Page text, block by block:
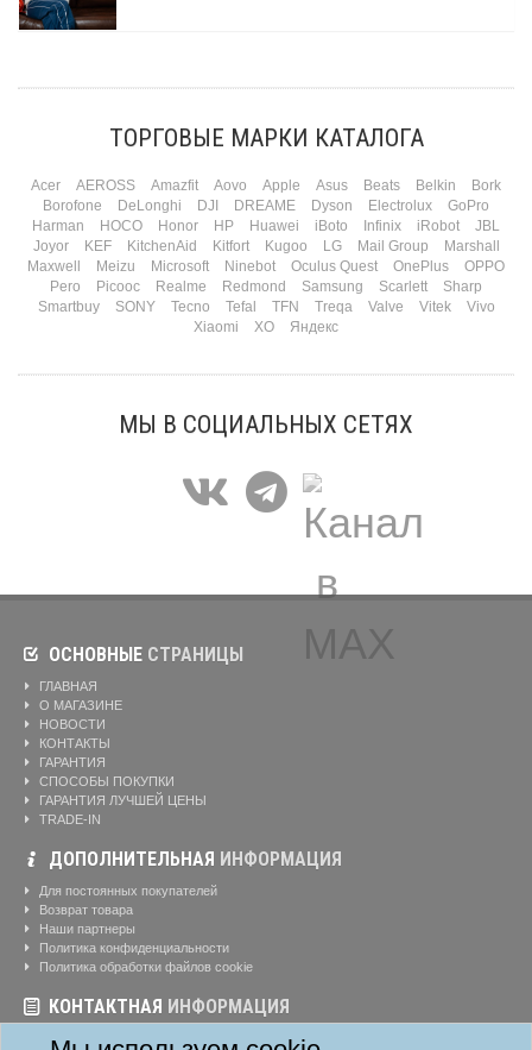
марта — контрольный выстрел по кошельку. Начнем с первого — потому что он
ТОРГОВЫЕ МАРКИ КАТАЛОГА
Acer AEROSS Amazfit Aovo Apple Asus Beats Belkin
Bork
Borofone
DeLonghi DJI DREAME Dyson Electrolux
GoPro
Harman
HOCO Honor HP Huawei iBoto Infinix iRobot
JBL
Joyor
KEF KitchenAid Kitfort Kugoo LG Mail Group
Marshall
Maxwell
Meizu Microsoft Ninebot Oculus Quest OnePlus
OPPO
Pero
Picooc Realme Redmond Samsung Scarlett
Sharp
Smartbuy
SONY Tecno Tefal TFN Treqa Valve Vitek
Vivo
Xiaomi
XO Яндекс
МЫ В СОЦИАЛЬНЫХ СЕТЯХ
ОСНОВНЫЕ СТРАНИЦЫ
ГЛАВНАЯ
О МАГАЗИНЕ
НОВОСТИ
КОНТАКТЫ
ГАРАНТИЯ
СПОСОБЫ ПОКУПКИ
ГАРАНТИЯ ЛУЧШЕЙ ЦЕНЫ
TRADE-IN
ДОПОЛНИТЕЛЬНАЯ ИНФОРМАЦИЯ
Для постоянных покупателей
Возврат товара
Наши партнеры
Политика конфиденциальности
Политика обработки файлов cookie
КОНТАКТНАЯ ИНФОРМАЦИЯ
Режим работы магазина: Ежедневно: 10:00-20:00